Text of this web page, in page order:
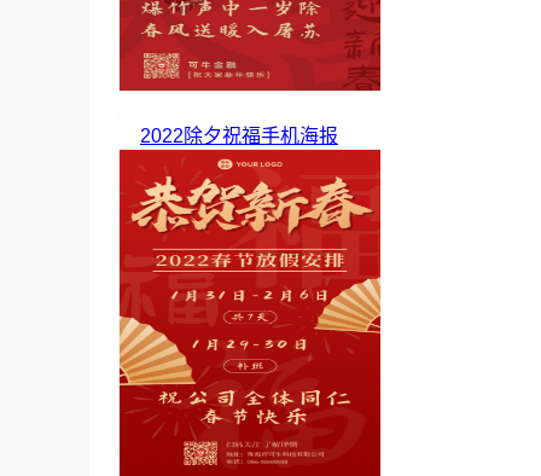
2022除夕祝福手机海报